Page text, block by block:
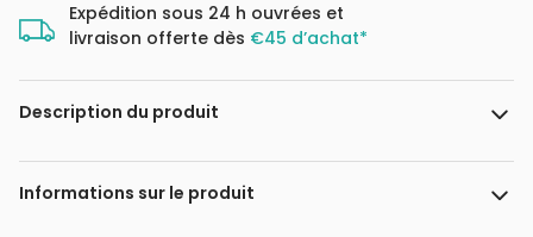
Expédition sous 24 h ouvrées et
livraison offerte dès €45 d’achat*
Description du produit
Özgür Gücüyener
Informations sur le produit